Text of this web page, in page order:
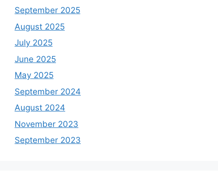
September 2025
August 2025
July 2025
June 2025
May 2025
September 2024
August 2024
November 2023
September 2023